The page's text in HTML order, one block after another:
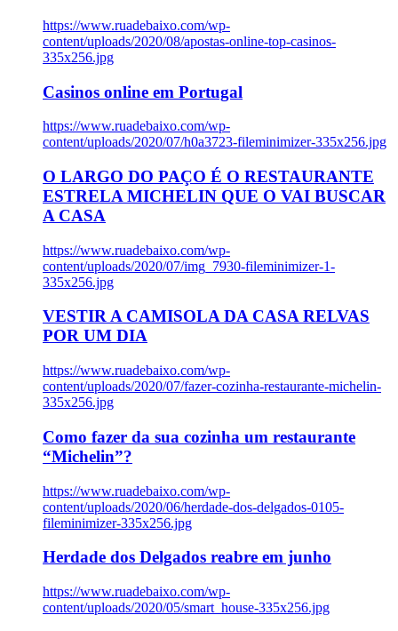
https://www.ruadebaixo.com/wp-
content/uploads/2020/08/apostas-online-top-casinos-
335x256.jpg
Casinos online em Portugal
https://www.ruadebaixo.com/wp-
content/uploads/2020/07/h0a3723-fileminimizer-335x256.jpg
O LARGO DO PAÇO É O RESTAURANTE
ESTRELA MICHELIN QUE O VAI BUSCAR
A CASA
https://www.ruadebaixo.com/wp-
content/uploads/2020/07/img_7930-fileminimizer-1-
335x256.jpg
VESTIR A CAMISOLA DA CASA RELVAS
POR UM DIA
https://www.ruadebaixo.com/wp-
content/uploads/2020/07/fazer-cozinha-restaurante-michelin-
335x256.jpg
Como fazer da sua cozinha um restaurante
“Michelin”?
https://www.ruadebaixo.com/wp-
content/uploads/2020/06/herdade-dos-delgados-0105-
fileminimizer-335x256.jpg
Herdade dos Delgados reabre em junho
https://www.ruadebaixo.com/wp-
content/uploads/2020/05/smart_house-335x256.jpg